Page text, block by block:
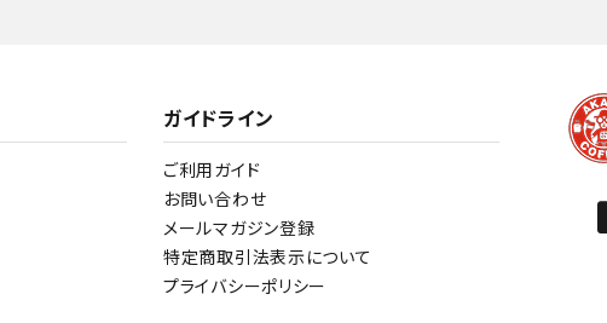
ガイドライン
ご利用ガイド
お問い合わせ
メールマガジン登録
特定商取引法表示について
プライバシーポリシー